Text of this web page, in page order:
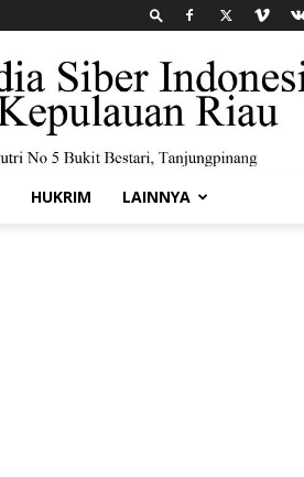
HUKRIM LAINNYA